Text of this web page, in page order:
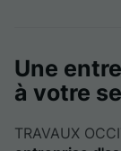
Une
à votre
TRAVAUX